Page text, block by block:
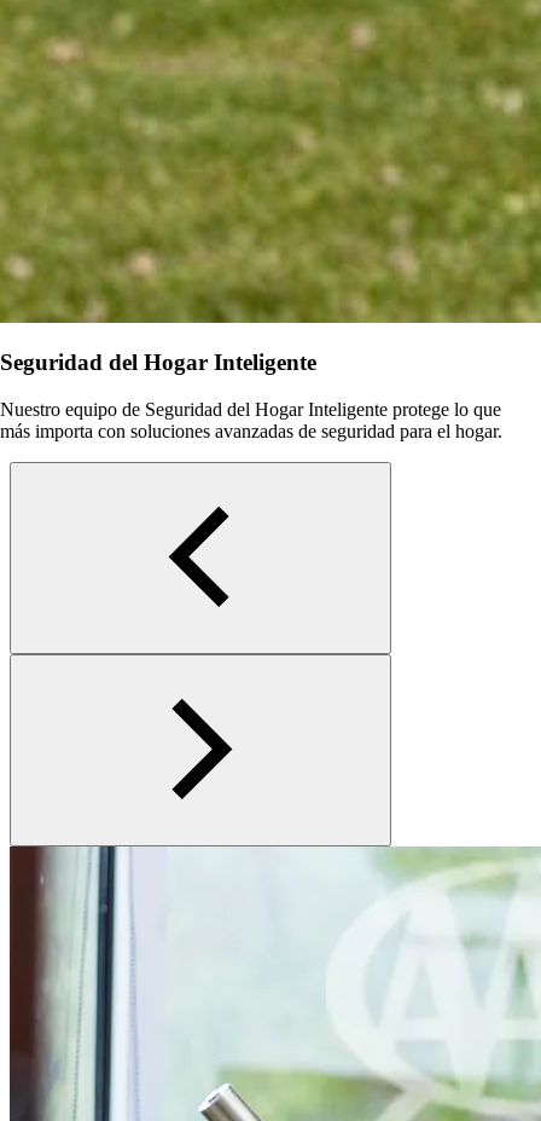
Seguridad del Hogar Inteligente
Nuestro equipo de Seguridad del Hogar Inteligente protege lo que
más importa con soluciones avanzadas de seguridad para el hogar.